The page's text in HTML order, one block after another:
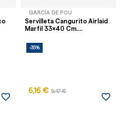
favorite_border
GARCÍA DE POU
Servilleta Cangurito Airlaid
Marfil 33x40 Cm....
-35%
6,16 € 9,47 €
favorite_border